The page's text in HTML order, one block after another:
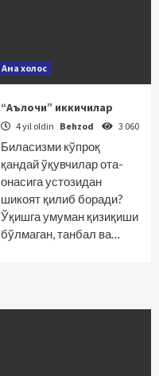
Ана холос
“Аълочи” иккичилар
4 yil oldin Behzod 3 060
Биласизми кўпроқ
қандай ўқувчилар ота-
онасига устозидан
шикоят қилиб боради?
Ўқишга умуман қизиқиши
бўлмаган, танбал ва…